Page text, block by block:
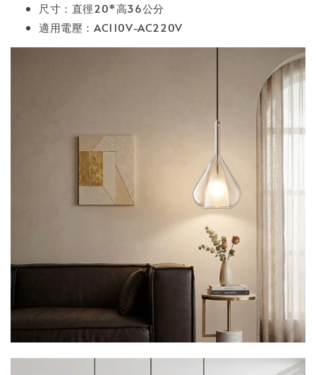
尺寸：直徑20*高36公分
適用電壓：AC110V-AC220V